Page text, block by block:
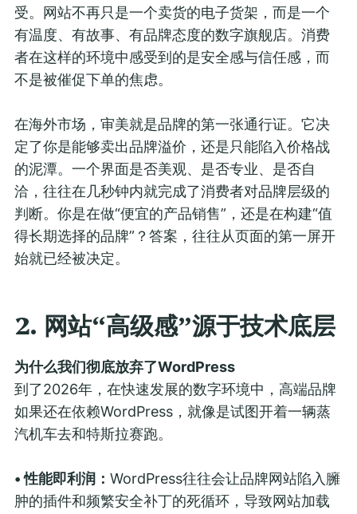
受。网站不再只是一个卖货的电子货架，而是一个
有温度、有故事、有品牌态度的数字旗舰店。消费
者在这样的环境中感受到的是安全感与信任感，而
不是被催促下单的焦虑。
在海外市场，审美就是品牌的第一张通行证。它决
定了你是能够卖出品牌溢价，还是只能陷入价格战
的泥潭。一个界面是否美观、是否专业、是否自
洽，往往在几秒钟内就完成了消费者对品牌层级的
判断。你是在做“便宜的产品销售”，还是在构建“值
得长期选择的品牌”？答案，往往从页面的第一屏开
始就已经被决定。
2. 网站“高级感”源于技术底层
为什么我们彻底放弃了WordPress
到了2026年，在快速发展的数字环境中，高端品牌
如果还在依赖WordPress，就像是试图开着一辆蒸
汽机车去和特斯拉赛跑。
• 性能即利润： WordPress往往会让品牌网站陷入臃
肿的插件和频繁安全补丁的死循环，导致网站加载